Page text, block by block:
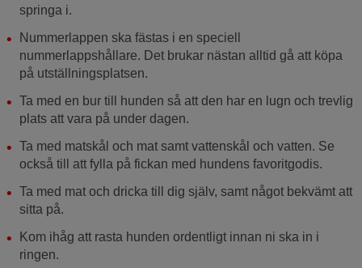
springa i.
Nummerlappen ska fästas i en speciell
nummerlappshållare. Det brukar nästan alltid gå att köpa
på utställningsplatsen.
Ta med en bur till hunden så att den har en lugn och trevlig
plats att vara på under dagen.
Ta med matskål och mat samt vattenskål och vatten. Se
också till att fylla på fickan med hundens favoritgodis.
Ta med mat och dricka till dig själv, samt något bekvämt att
sitta på.
Kom ihåg att rasta hunden ordentligt innan ni ska in i
ringen.